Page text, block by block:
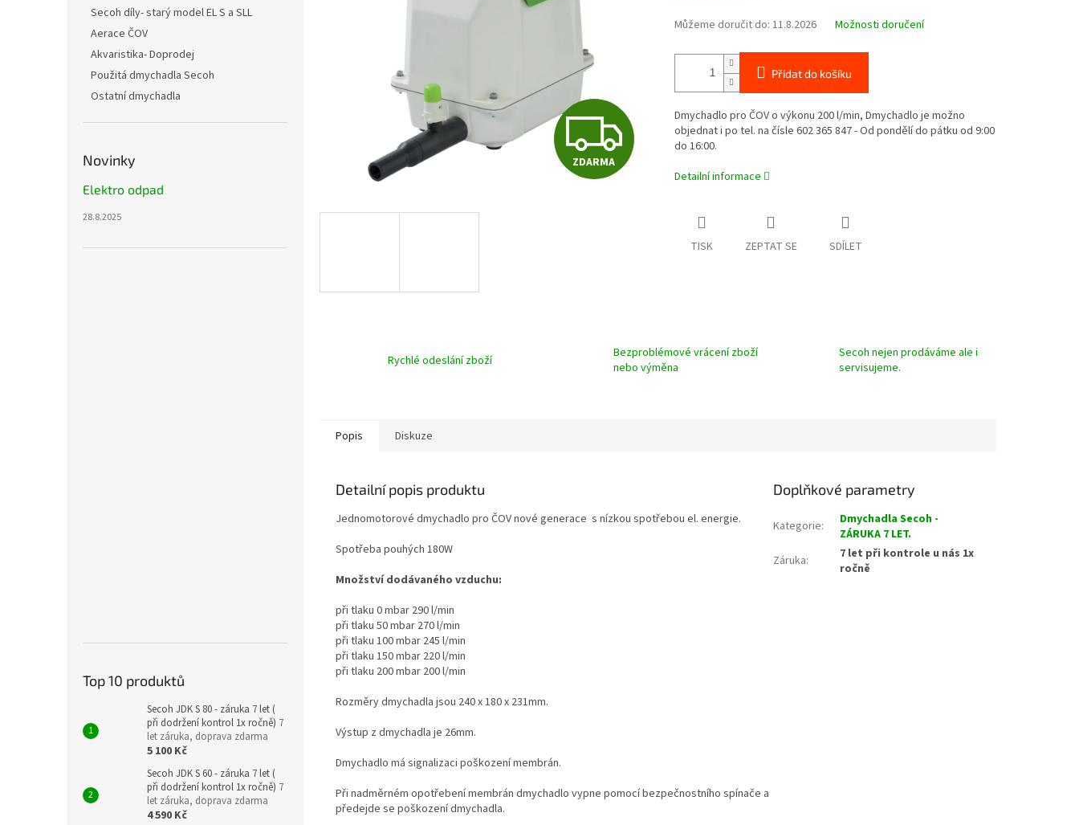
Secoh díly- starý model EL S a SLL
Aerace ČOV
Akvaristika- Doprodej
Použitá dmychadla Secoh
Ostatní dmychadla
Novinky
Elektro odpad
28.8.2025
Top 10 produktů
Secoh JDK S 80 - záruka 7 let (
při dodržení kontrol 1x ročně) 7
let záruka, doprava zdarma
5 100 Kč
Secoh JDK S 60 - záruka 7 let (
při dodržení kontrol 1x ročně) 7
let záruka, doprava zdarma
4 590 Kč
Z
M
ZDARMA
Můžeme doručit do: 11.8.2026 Možnosti doručení
Přidat do košíku
Dmychadlo pro ČOV o výkonu 200 l/min, Dmychadlo je možno
objednat i po tel. na čísle 602 365 847 - Od pondělí do pátku od 9:00
do 16:00.
Detailní informace
TISK ZEPTAT SE SDÍLET
Rychlé odeslání zboží
Bezproblémové vrácení zboží
nebo výměna
Secoh nejen prodáváme ale i
servisujeme.
Popis Diskuze
Detailní popis produktu
Jednomotorové dmychadlo pro ČOV nové generace s nízkou spotřebou el. energie.
Spotřeba pouhých 180W
Množství dodávaného vzduchu:
při tlaku 0 mbar 290 l/min
při tlaku 50 mbar 270 l/min
při tlaku 100 mbar 245 l/min
při tlaku 150 mbar 220 l/min
při tlaku 200 mbar 200 l/min
Rozměry dmychadla jsou 240 x 180 x 231mm.
Výstup z dmychadla je 26mm.
Dmychadlo má signalizaci poškození membrán.
Při nadměrném opotřebení membrán dmychadlo vypne pomocí bezpečnostního spínače a
předejde se poškození dmychadla.
Doplňkové parametry
Kategorie:
Dmychadla Secoh -
ZÁRUKA 7 LET.
Záruka:
7 let při kontrole u nás 1x
ročně